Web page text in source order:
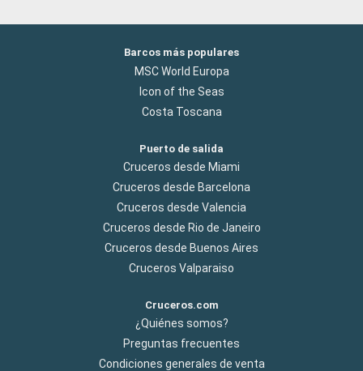
Barcos más populares
MSC World Europa
Icon of the Seas
Costa Toscana
Puerto de salida
Cruceros desde Miami
Cruceros desde Barcelona
Cruceros desde Valencia
Cruceros desde Rio de Janeiro
Cruceros desde Buenos Aires
Cruceros Valparaiso
Cruceros.com
¿Quiénes somos?
Preguntas frecuentes
Condiciones generales de venta